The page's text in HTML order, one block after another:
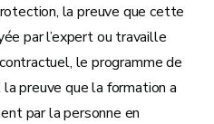
la preuve que cette
par l’expert ou travaille
le programme de
preuve que la formation a
par la personne en